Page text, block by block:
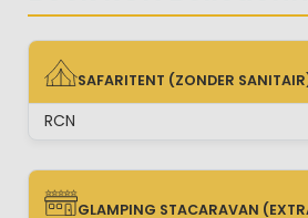
SAFARITENT (ZONDER SANITAIR)
SAFARITENT (ZONDER
RCN
GLAMPING STACARAVAN